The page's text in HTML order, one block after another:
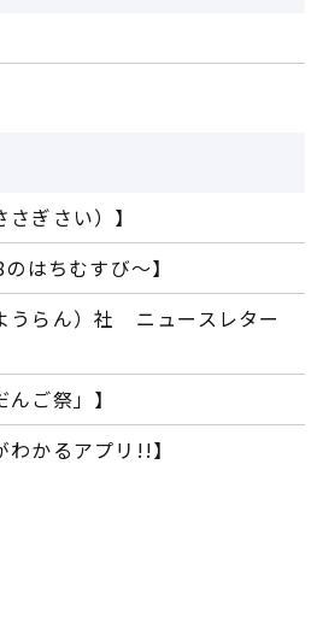
ぎさい）】
はちむすび～】
うらん）社 ニュースレター
ご祭」】
わかるアプリ!!】